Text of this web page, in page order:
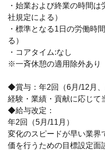
・始業および終業の時間
社規定による）
・標準となる1日の労働時
る）
・コアタイム:なし
※一斉休憩の適用除外あり
◆賞与：年2回（6月/12月、
経験・業績・貢献に応じて
◆給与改定：
年2回（5月/11月）
変化のスピードが早い業界
価を行うための目標設定面